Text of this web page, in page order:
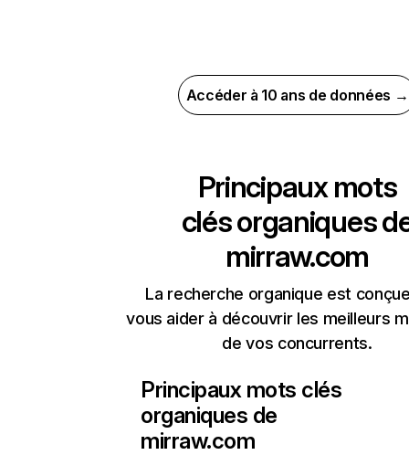
Accéder à 10 ans de données →
Principaux mots
clés organiques
mirraw.com
La recherche organique est
vous aider à découvrir les meilleurs
de vos concurrents.
Principaux mots clés
organiques de
mirraw.com